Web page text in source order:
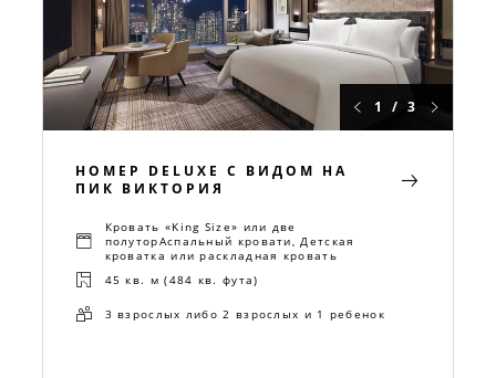
1 / 3
НОМЕР DELUXE С ВИДОМ НА
ПИК ВИКТОРИЯ
Кровать «King Size» или две
полуторАспальный кровати, Детская
кроватка или раскладная кровать
45 кв. м (484 кв. фута)
3 взрослых либо 2 взрослых и 1 ребенок